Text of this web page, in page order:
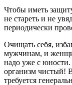
Чтобы иметь
не стареть и не
периодически
Очищать себя,
мужчинам, и
надо уже с
организм чистый!
требуется